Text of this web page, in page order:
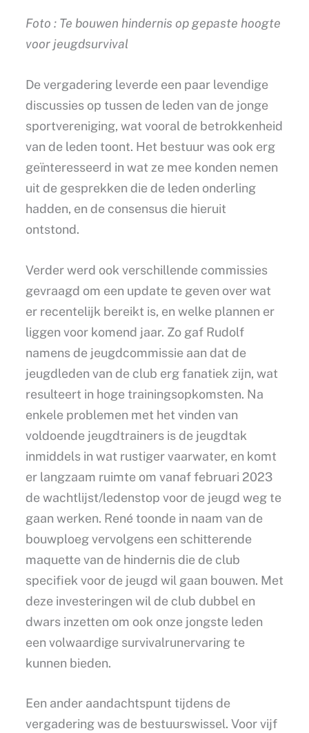
Foto : Te bouwen hindernis op gepaste hoogte
voor jeugdsurvival
De vergadering leverde een paar levendige
discussies op tussen de leden van de jonge
sportvereniging, wat vooral de betrokkenheid
van de leden toont. Het bestuur was ook erg
geïnteresseerd in wat ze mee konden nemen
uit de gesprekken die de leden onderling
hadden, en de consensus die hieruit
ontstond.
Verder werd ook verschillende commissies
gevraagd om een update te geven over wat
er recentelijk bereikt is, en welke plannen er
liggen voor komend jaar. Zo gaf Rudolf
namens de jeugdcommissie aan dat de
jeugdleden van de club erg fanatiek zijn, wat
resulteert in hoge trainingsopkomsten. Na
enkele problemen met het vinden van
voldoende jeugdtrainers is de jeugdtak
inmiddels in wat rustiger vaarwater, en komt
er langzaam ruimte om vanaf februari 2023
de wachtlijst/ledenstop voor de jeugd weg te
gaan werken. René toonde in naam van de
bouwploeg vervolgens een schitterende
maquette van de hindernis die de club
specifiek voor de jeugd wil gaan bouwen. Met
deze investeringen wil de club dubbel en
dwars inzetten om ook onze jongste leden
een volwaardige survivalrunervaring te
kunnen bieden.
Een ander aandachtspunt tijdens de
vergadering was de bestuurswissel. Voor vijf